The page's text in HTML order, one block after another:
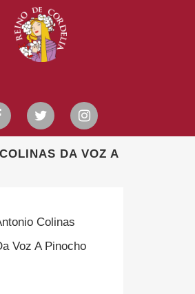
DA VOZ A
Colinas
Voz A Pinocho